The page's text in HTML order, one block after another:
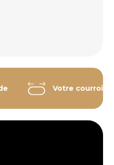
Votre courroie